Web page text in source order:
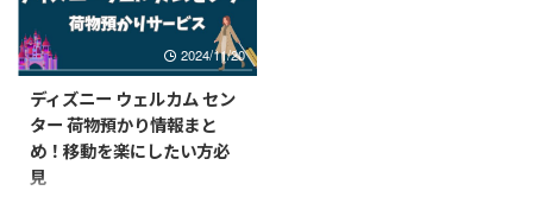
さい！ 東京ドームホテルの荷物
預かり情報まとめ 荷物預かりサ
ービス〇（チェックイン前後）料
チェックイン前とチェックアウト
後であれば、1F ベルキャプテン
デスクで無料で荷物を預けること
ができます。 イベント開催日な
2024/11/20
ディズニー ウェルカム セン
ター 荷物預かり情報まと
め！移動を楽にしたい方必
見